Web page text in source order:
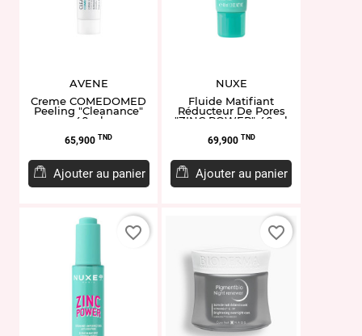
AVENE
Creme COMEDOMED
Peeling "Cleanance"
40ml
Prix
65,900 TND
Ajouter au panier
NUXE
Fluide Matifiant
Réducteur De Pores
"ZINC POWER" 40ml
Prix
69,900 TND
Ajouter au panier
favorite_border favorite_border